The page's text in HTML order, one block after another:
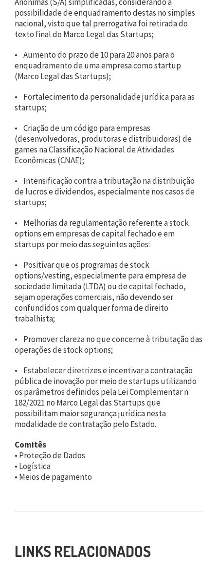
possibilidade de enquadramento destas no simples
nacional, visto que tal prerrogativa foi retirada do
texto final do Marco Legal das Startups;
• Aumento do prazo de 10 para 20 anos para o
enquadramento de uma empresa como startup
(Marco Legal das Startups);
• Fortalecimento da personalidade jurídica para as
startups;
• Criação de um código para empresas
(desenvolvedoras, produtoras e distribuidoras) de
games na Classificação Nacional de Atividades
Econômicas (CNAE);
• Intensificação contra a tributação na distribuição
de lucros e dividendos, especialmente nos casos de
startups;
• Melhorias da regulamentação referente a stock
options em empresas de capital fechado e em
startups por meio das seguintes ações:
• Positivar que os programas de stock
options/vesting, especialmente para empresa de
sociedade limitada (LTDA) ou de capital fechado,
sejam operações comerciais, não devendo ser
confundidos com qualquer forma de direito
trabalhista;
• Promover clareza no que concerne à tributação das
operações de stock options;
• Estabelecer diretrizes e incentivar a contratação
pública de inovação por meio de startups utilizando
os parâmetros definidos pela Lei Complementar n
182/2021 no Marco Legal das Startups que
possibilitam maior segurança jurídica nesta
modalidade de contratação pelo Estado.
Comitês
• Proteção de Dados
• Logística
• Meios de pagamento
LINKS RELACIONADOS